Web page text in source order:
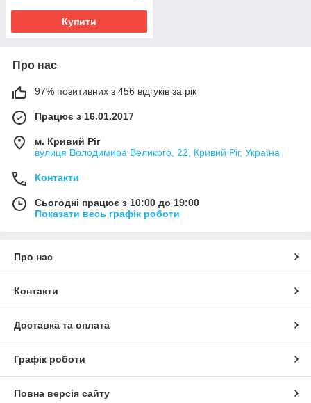
Купити
Про нас
97% позитивних з 456 відгуків за рік
Працює з 16.01.2017
м. Кривий Ріг
вулиця Володимира Великого, 22, Кривий Ріг, Україна
Контакти
Сьогодні працює з 10:00 до 19:00
Показати весь графік роботи
Про нас
Контакти
Доставка та оплата
Графік роботи
Повна версія сайту